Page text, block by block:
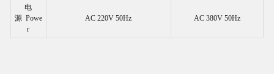
电
源 Powe
r
AC 220V 50Hz AC 380V 50Hz